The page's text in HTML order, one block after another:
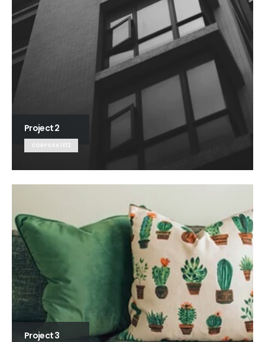
Project 2
CORPORATE12
Project 3